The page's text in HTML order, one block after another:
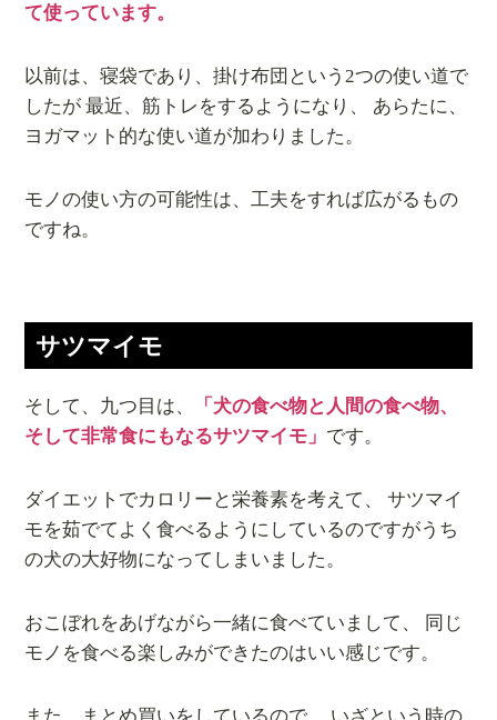
て使っています。
以前は、寝袋であり、掛け布団という2つの使い道で
したが 最近、筋トレをするようになり、 あらたに、
ヨガマット的な使い道が加わりました。
モノの使い方の可能性は、工夫をすれば広がるもの
ですね。
サツマイモ
そして、九つ目は、
「犬の食べ物と人間の食べ物、
そして非常食にもなるサツマイモ」 です。
ダイエットでカロリーと栄養素を考えて、 サツマイ
モを茹でてよく食べるようにしているのですがうち
の犬の大好物になってしまいました。
おこぼれをあげながら一緒に食べていまして、 同じ
モノを食べる楽しみができたのはいい感じです。
また、まとめ買いをしているので、 いざという時の